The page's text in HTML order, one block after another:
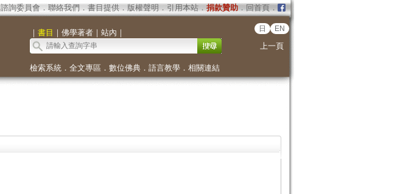
諮詢委員會． 聯絡我們 ． 書目提供． 版權聲明 ． 引用本站． 捐款贊助．回首頁．
｜ 書目 ｜ 佛學著者｜ 站內 ｜ 日 EN
上一頁
檢索系統． 全文專區 ． 數位佛典． 語言教學． 相關連結